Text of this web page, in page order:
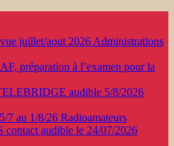
juillet/aout 2026 Administrations
préparation à l’examen pour la
audible 5/8/2026
7 au 1/8/26 Radioamateurs
contact audible le 24/07/2026